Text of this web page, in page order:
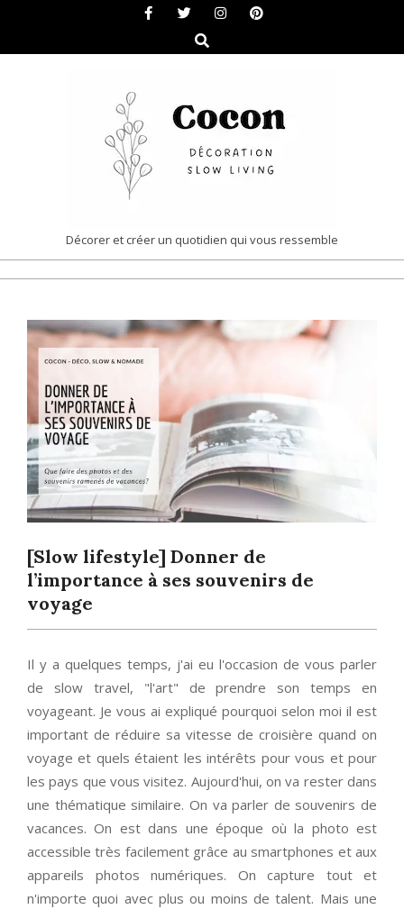
content
Search
COCON
|
&
SLOW
LIVING
Décorer et créer un quotidien qui vous ressemble
Menu
[Slow lifestyle] Donner de
l’importance à ses souvenirs de
voyage
Il y a quelques temps, j'ai eu l'occasion de vous parler
de slow travel, "l'art" de prendre son temps en
voyageant. Je vous ai expliqué pourquoi selon moi il est
important de réduire sa vitesse de croisière quand on
voyage et quels étaient les intérêts pour vous et pour
les pays que vous visitez. Aujourd'hui, on va rester dans
une thématique similaire. On va parler de souvenirs de
vacances. On est dans une époque où la photo est
accessible très facilement grâce au smartphones et aux
appareils photos numériques. On capture tout et
n'importe quoi avec plus ou moins de talent. Mais une